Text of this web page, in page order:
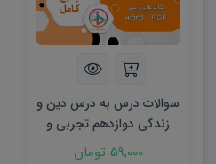
سوالات درس به درس دین و
زندگی دوازدهم تجربی و
ریاضی word
59,000 تومان